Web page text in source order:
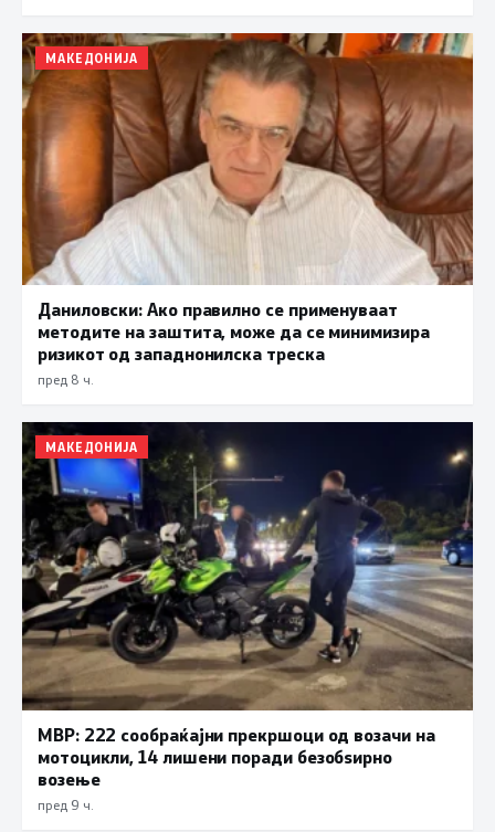
МАКЕДОНИЈА
Даниловски: Ако правилно се применуваат
методите на заштита, може да се минимизира
ризикот од западнонилска треска
пред 8 ч.
МАКЕДОНИЈА
МВР: 222 сообраќајни прекршоци од возачи на
мотоцикли, 14 лишени поради безобѕирно
возење
пред 9 ч.